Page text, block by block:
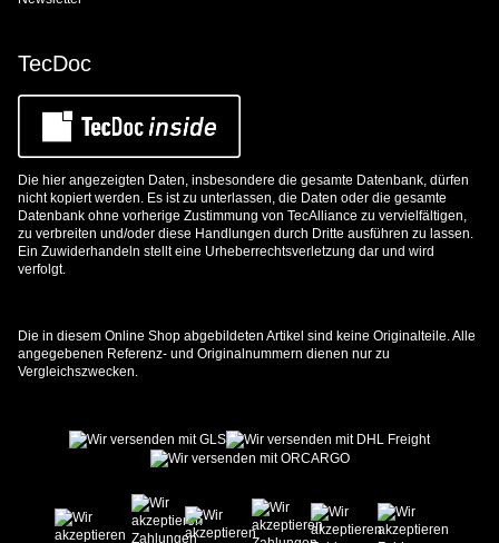
TecDoc
Die hier angezeigten Daten, insbesondere die gesamte Datenbank, dürfen
nicht kopiert werden. Es ist zu unterlassen, die Daten oder die gesamte
Datenbank ohne vorherige Zustimmung von TecAlliance zu vervielfältigen,
zu verbreiten und/oder diese Handlungen durch Dritte ausführen zu lassen.
Ein Zuwiderhandeln stellt eine Urheberrechtsverletzung dar und wird
verfolgt.
Die in diesem Online Shop abgebildeten Artikel sind keine Originalteile. Alle
angegebenen Referenz- und Originalnummern dienen nur zu
Vergleichszwecken.